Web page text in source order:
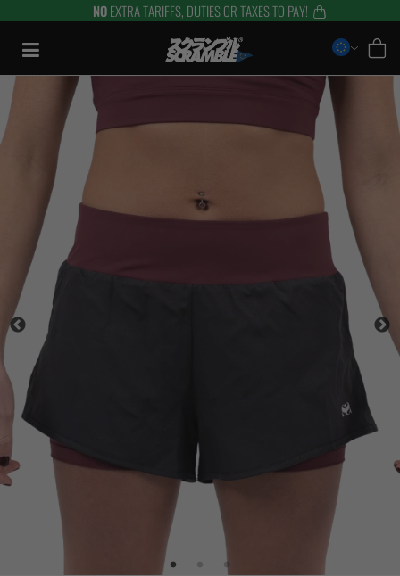
NOEXTRA TARIFFS, DUTIES OR TAXES TO PAY!
contenu
TRAINING
CASUAL
COLLECTIONS